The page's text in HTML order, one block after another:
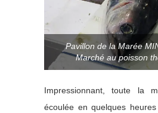
Pavillon de la Marée
Marché au poisson
Impressionnant, toute la
écoulée en quelques